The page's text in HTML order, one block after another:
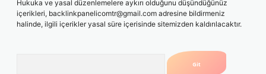
Hukuka ve yasal düzenlemelere aykırı olduğunu düşündüğünüz
içerikleri, backlinkpanelicomtr@gmail.com adresine bildirmeniz
halinde, ilgili içerikler yasal süre içerisinde sitemizden kaldırılacaktır.